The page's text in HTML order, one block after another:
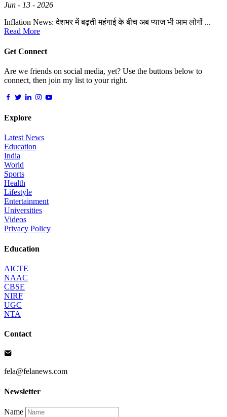
Jun - 13 - 2026
Inflation News: देशभर में बढ़ती महंगाई के बीच अब प्याज भी आम लोगों ...
Read More
Get Connect
Are we friends on social media, yet? Use the buttons below to
connect, then join my list to your right.
Explore
Latest News
Education
India
World
Sports
Health
Lifestyle
Entertainment
Universities
Videos
Privacy Policy
Education
AICTE
NAAC
CBSE
NIRF
UGC
NTA
Contact
fela@felanews.com
Newsletter
Name